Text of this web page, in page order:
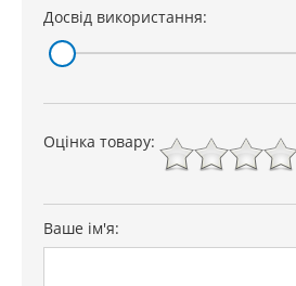
Досвід використання:
Оцінка товару:
Ваше ім'я: